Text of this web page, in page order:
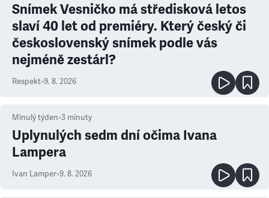
Snímek Vesničko má středisková letos
slaví 40 let od premiéry. Který český či
československý snímek podle vás
nejméně zestárl?
Respekt•9. 8. 2026
Minulý týden•3 minuty
Uplynulých sedm dní očima Ivana
Lampera
Ivan Lamper•9. 8. 2026